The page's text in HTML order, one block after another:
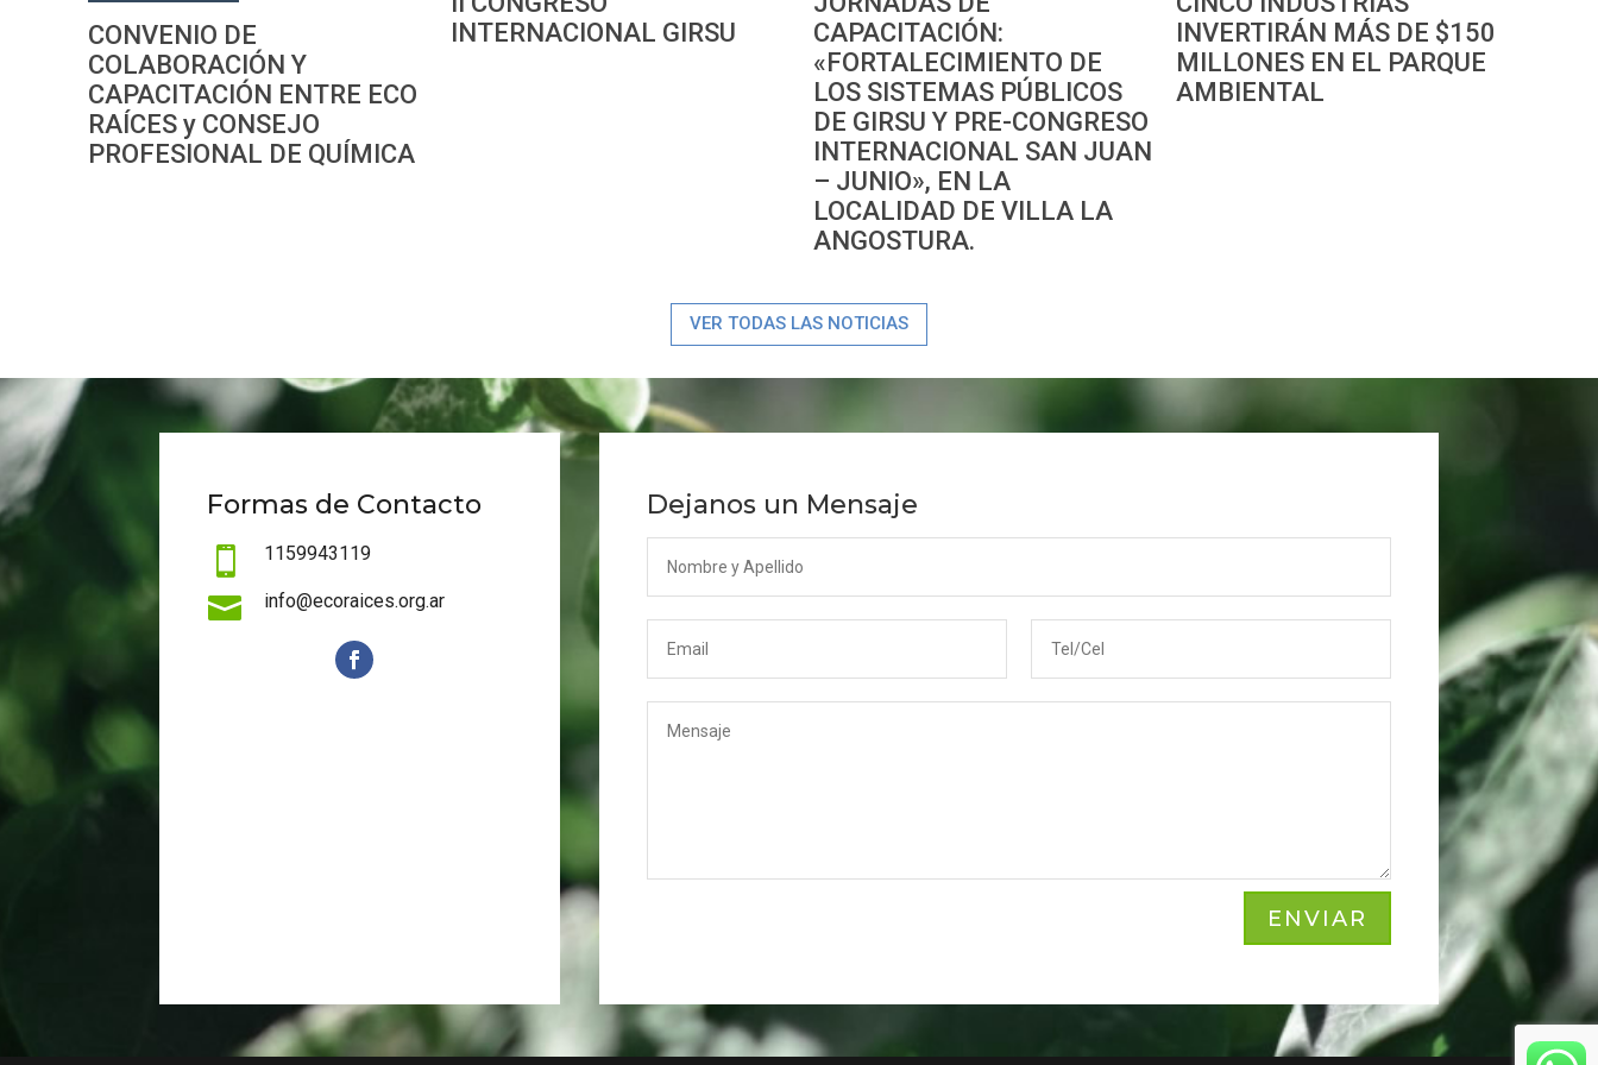
AMBIENTALES |
ASISTENCIA...
EcoRaíces presenta una
nueva etapa de...
Eco Raíces firmó
nuevos convenios
institucionales...
CONVENIO DE
COLABORACIÓN Y
INTERNACIONAL GIRSU
PROGRAMA
CAPACITACIÓN EN
CONVENIO DE
COLABORACIÓN Y
CAPACITACIÓN ENTRE ECO
RAÍCES y CONSEJO
PROFESIONAL DE QUÍMICA
INTERNACIONAL GIRSU
CAPACITACIÓN:
«FORTALECIMIENTO DE
LOS SISTEMAS PÚBLICOS
DE GIRSU Y PRE-CONGRESO
INTERNACIONAL SAN JUAN
– JUNIO», EN LA
LOCALIDAD DE VILLA LA
ANGOSTURA.
INVERTIRÁN MÁS DE $150
MILLONES EN EL PARQUE
AMBIENTAL
VER TODAS LAS NOTICIAS
Formas de Contacto
 1159943119
 info@ecoraices.org.ar
Dejanos un Mensaje
ENVIAR